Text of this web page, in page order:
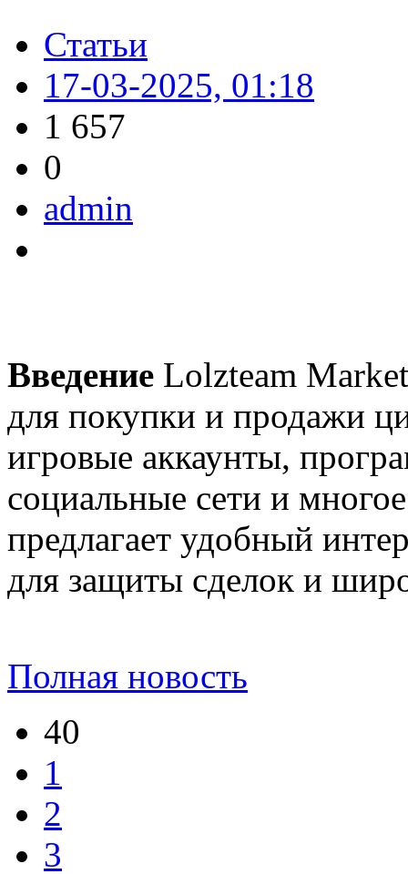
Статьи
17-03-2025, 01:18
1 657
0
admin
Введение Lolzteam
для покупки и продажи
игровые аккаунты,
социальные сети и
предлагает удобный
для защиты сделок и
Полная новость
40
1
2
3